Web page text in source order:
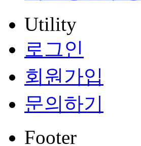
Utility
로그인
회원가입
문의하기
Footer